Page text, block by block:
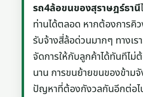
รถ4ล้อขนของสุราษฎร์ธานี
ท่านได้ตลอด หากต้องการคิ
รับจ้างสี่ล้อด่วนมากๆ ทางเร
จัดการให้กับลูกค้าได้ทันทีไม่
นาน การขนย้ายขนของข้ามจั
ปัญหาที่ต้องกังวลกันอีกต่อไป